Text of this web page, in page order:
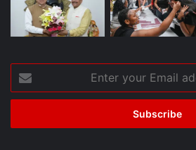
your
Email